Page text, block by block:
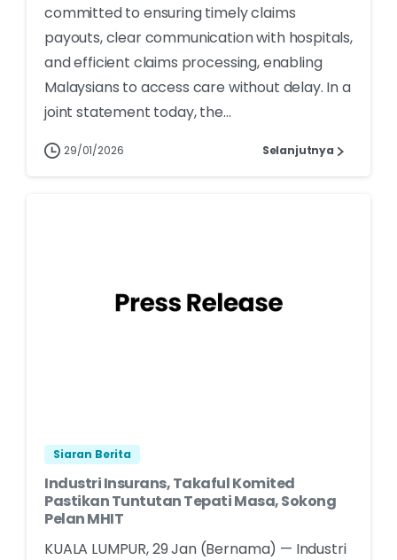
committed to ensuring timely claims
payouts, clear communication with hospitals,
and efficient claims processing, enabling
Malaysians to access care without delay. In a
joint statement today, the...
29/01/2026 Selanjutnya
Siaran Berita
Industri Insurans, Takaful Komited
Pastikan Tuntutan Tepati Masa, Sokong
Pelan MHIT
KUALA LUMPUR, 29 Jan (Bernama) — Industri